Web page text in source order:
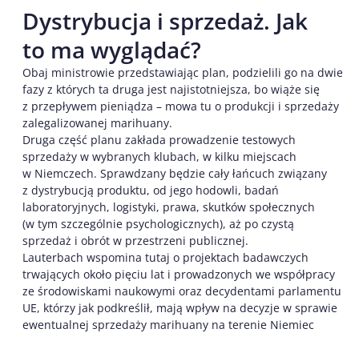
Dystrybucja i sprzedaż. Jak
to ma wyglądać?
Obaj ministrowie przedstawiając plan, podzielili go na dwie
fazy z których ta druga jest najistotniejsza, bo wiąże się
z przepływem pieniądza – mowa tu o produkcji i sprzedaży
zalegalizowanej marihuany.
Druga część planu zakłada prowadzenie testowych
sprzedaży w wybranych klubach, w kilku miejscach
w Niemczech. Sprawdzany będzie cały łańcuch związany
z dystrybucją produktu, od jego hodowli, badań
laboratoryjnych, logistyki, prawa, skutków społecznych
(w tym szczególnie psychologicznych), aż po czystą
sprzedaż i obrót w przestrzeni publicznej.
Lauterbach wspomina tutaj o projektach badawczych
trwających około pięciu lat i prowadzonych we współpracy
ze środowiskami naukowymi oraz decydentami parlamentu
UE, którzy jak podkreślił, mają wpływ na decyzje w sprawie
ewentualnej sprzedaży marihuany na terenie Niemiec